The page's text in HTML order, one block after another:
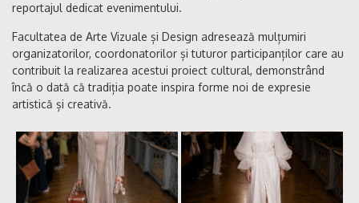
reportajul dedicat evenimentului.
Facultatea de Arte Vizuale și Design adresează mulțumiri
organizatorilor, coordonatorilor și tuturor participanților care au
contribuit la realizarea acestui proiect cultural, demonstrând
încă o dată că tradiția poate inspira forme noi de expresie
artistică și creativă.